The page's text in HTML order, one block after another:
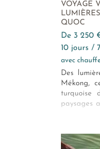
VOYAGE
QUOC
de 3
10 jours /
avec
Des
Mékong,
turquoise
paysages
vie
dévoile